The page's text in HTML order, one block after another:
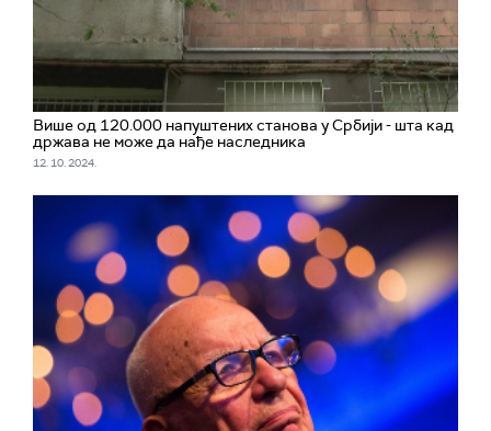
Више од 120.000 напуштених станова у Србији - шта кад
држава не може да нађе наследника
12. 10. 2024.